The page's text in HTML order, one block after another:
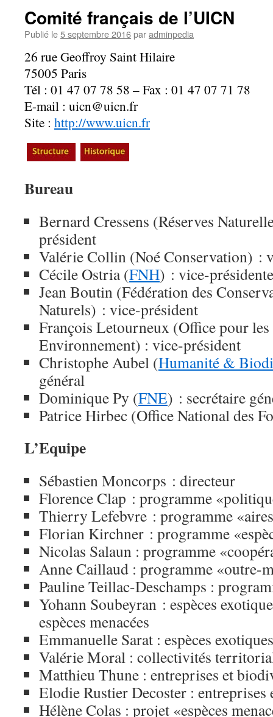
Comité français de l’UICN
Publié le5 septembre 2016paradminpedia
26 rue Geoffroy Saint Hilaire
75005 Paris
Tél : 01 47 07 78 58 – Fax : 01 47 07 71 78
E-mail : uicn@uicn.fr
Site : http://www.uicn.fr
Bureau
Bernard Cressens (Réserves
président
Valérie Collin (Noé Conservation) :
Cécile Ostria (FNH) : vice-présidente
Jean Boutin (Fédération des
Naturels) : vice-président
François Letourneux (Office pour les
Environnement) : vice-président
Christophe Aubel (Humanité &
général
Dominique Py (FNE) : secrétaire
Patrice Hirbec (Office National des
L’Equipe
Sébastien Moncorps : directeur
Florence Clap : programme
Thierry Lefebvre : programme
Florian Kirchner : programme
Nicolas Salaun : programme
Anne Caillaud : programme «outre-
Pauline Teillac-Deschamps :
Yohann Soubeyran : espèces
espèces menacées
Emmanuelle Sarat : espèces
Valérie Moral : collectivités
Matthieu Thune : entreprises et
Elodie Rustier Decoster :
Hélène Colas : projet «espèces